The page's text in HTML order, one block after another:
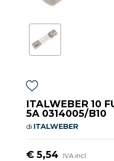
ITALWEBER 10
5A 0314005/B10
di ITALWEBER
€ 5,54 IVA incl.